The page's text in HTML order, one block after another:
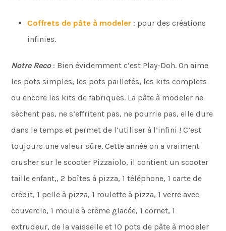
Coffrets de pâte à modeler : pour des créations
infinies.
Notre Reco: Bien évidemment c’est Play-Doh. On aime
les pots simples, les pots pailletés, les kits complets
ou encore les kits de fabriques. La pâte à modeler ne
sèchent pas, ne s’effritent pas, ne pourrie pas, elle dure
dans le temps et permet de l’utiliser à l’infini ! C’est
toujours une valeur sûre. Cette année on a vraiment
crusher sur le scooter Pizzaiolo, il contient un scooter
taille enfant,, 2 boîtes à pizza, 1 téléphone, 1 carte de
crédit, 1 pelle à pizza, 1 roulette à pizza, 1 verre avec
couvercle, 1 moule à crème glacée, 1 cornet, 1
extrudeur, de la vaisselle et 10 pots de pâte à modeler